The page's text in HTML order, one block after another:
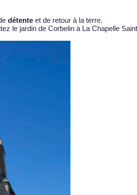
détente et de retour à la terre.
le jardin de Corbelin à La Chapelle